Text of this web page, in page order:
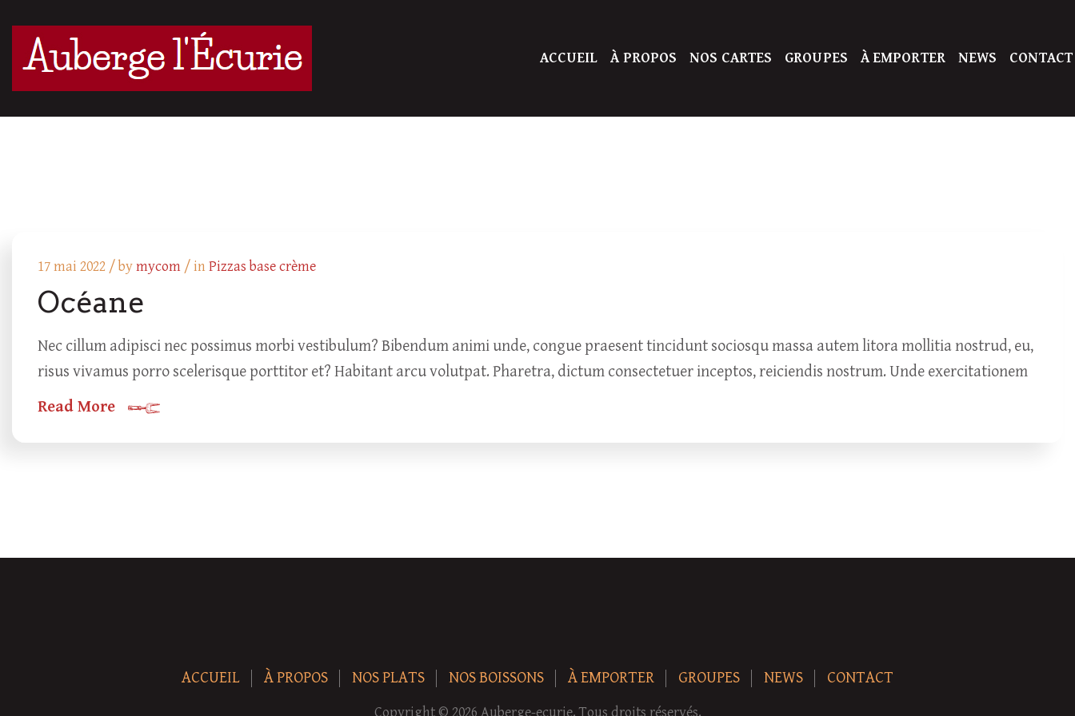
ACCUEIL À PROPOS NOS CARTES GROUPES À EMPORTER NEWS CONTACT
17 mai 2022 /bymycom / inPizzas base crème
Océane
Nec cillum adipisci nec possimus morbi vestibulum? Bibendum animi unde, congue praesent tincidunt sociosqu massa autem litora mollitia nostrud, eu,
risus vivamus porro scelerisque porttitor et? Habitant arcu volutpat. Pharetra, dictum consectetuer inceptos, reiciendis nostrum. Unde exercitationem
Read More
ACCUEIL À PROPOS NOS PLATS NOS BOISSONS À EMPORTER GROUPES NEWS CONTACT
Copyright © 2026 Auberge-ecurie. Tous droits réservés.